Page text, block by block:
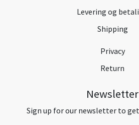
Levering og
Shipping
Privacy
Return
Newsletter
Sign up for our newsletter to